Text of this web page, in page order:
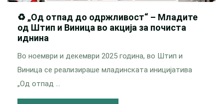
♻️ „Од отпад до одржливост“ – Младите
од Штип и Виница во акција за почиста
иднина
Во ноември и декември 2025 година, во Штип и
Виница се реализираше младинската иницијатива
„Од отпад …